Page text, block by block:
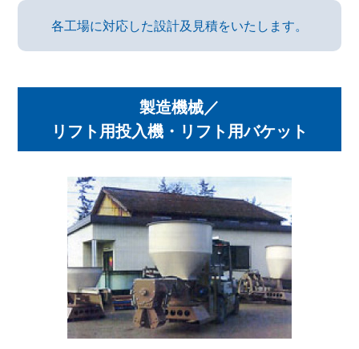
各工場に対応した設計及見積をいたします。
製造機械／
リフト用投入機・リフト用バケット